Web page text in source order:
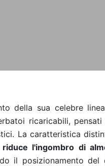
della sua celebre
ricaricabili,
La caratteristica
l'ingombro di
il posizionamento del